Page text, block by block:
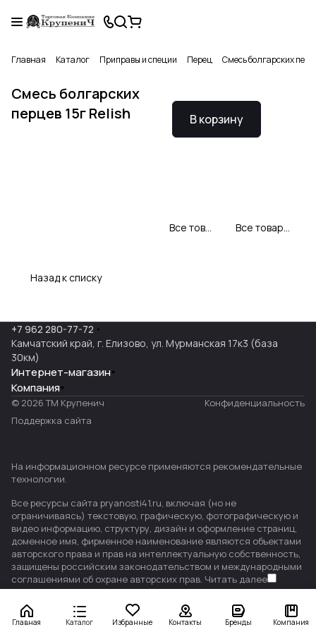
Главная Каталог Приправы и специи Перец Смесь болгарских
Смесь болгарских
перцев 15г Relish
В корзину
Все товары Relish Все товары категории
Назад к списку
Главная Каталог Избранные Контакты Бренды Компания
+7 962 280-77-72
Камчатский край, г. Елизово, ул. Мурманская 17к3 (база
30км)
Интернет-магазин
Компания
© 2026 ТМ Крупенич
Конфиденциальность
Поддержка сайта
На информационном ресурсе применяются рекомендательные
технологии.
Все ресурсы сайта pryanosti41.ru, включая (но не
ограничиваясь) текстовую, графическую, фотографическую и
видео информацию, структуру, дизайн и оформление страниц,
доменное имя, фирменное наименование являются объектами
авторского права и прав на интеллектуальную собственность,
защищены российским законодательством и международными
соглашениями об охране авторских прав. Читать далее